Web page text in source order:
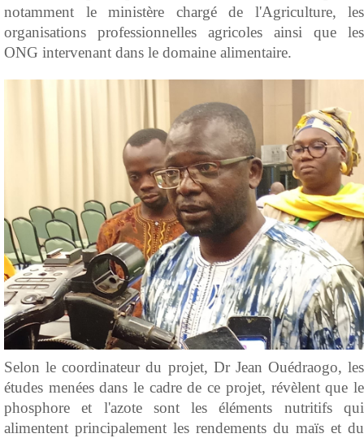
notamment le ministère chargé de l'Agriculture, les
organisations professionnelles agricoles ainsi que les
ONG intervenant dans le domaine alimentaire.
Selon le coordinateur du projet, Dr Jean Ouédraogo, les
études menées dans le cadre de ce projet, révèlent que le
phosphore et l'azote sont les éléments nutritifs qui
alimentent principalement les rendements du maïs et du